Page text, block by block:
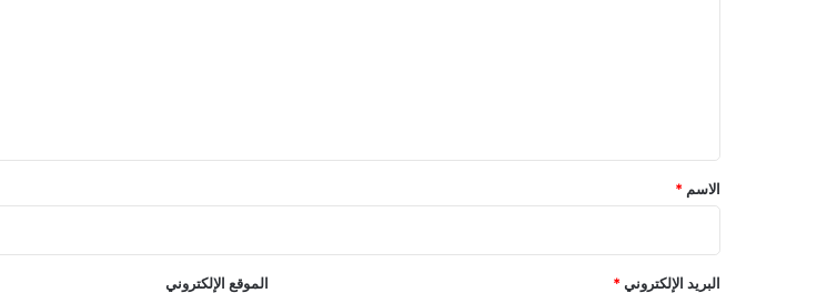
*
الاسم *
البريد الإلكتروني* الموقع الإلكتروني